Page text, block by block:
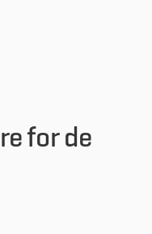
- Flere links
for de